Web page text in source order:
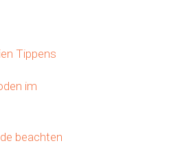
Tippens
im
beachten